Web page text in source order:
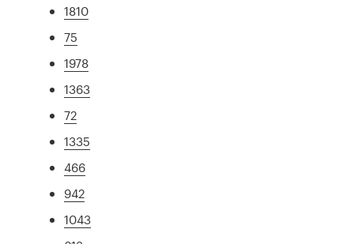
1810
75
1978
1363
72
1335
466
942
1043